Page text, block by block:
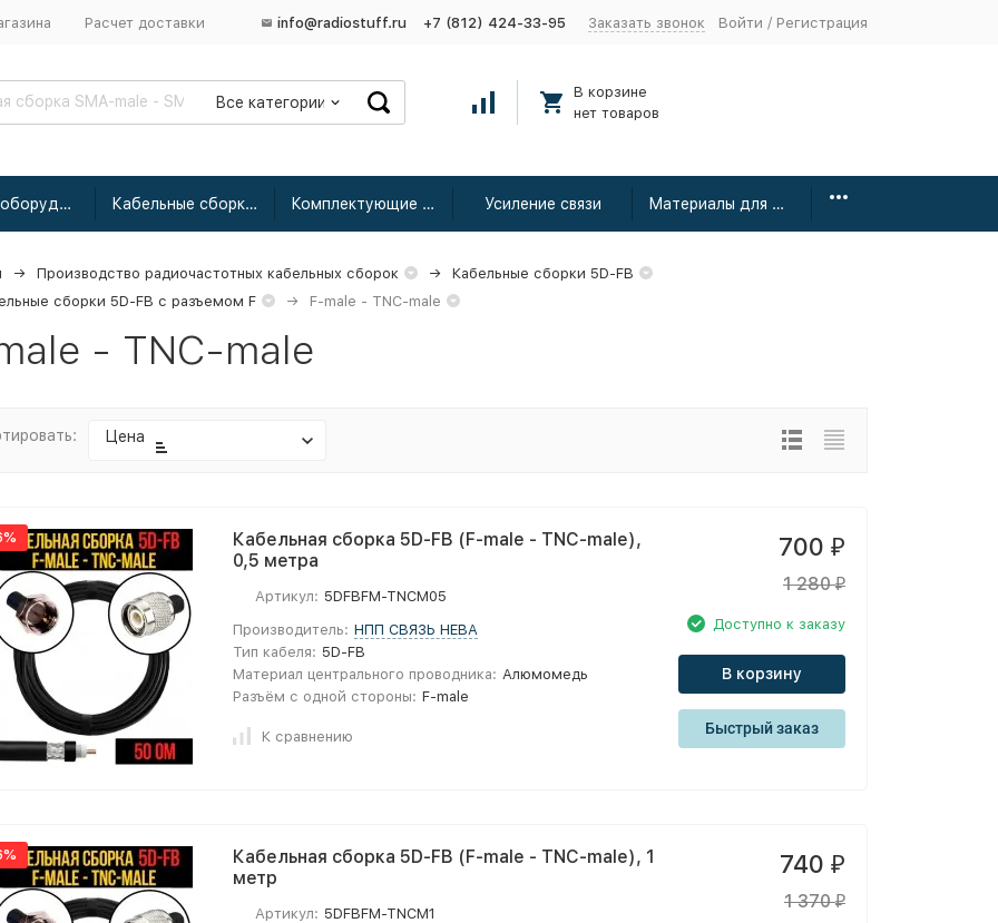
Расчет доставки info@radiostuff.ru +7 (812) 424-33-95 Заказать звонок Войти / Регистрация
Все категории
В корзине
нет товаров
Сетевое оборудование Кабельные сборки радиочастотные Комплектующие для усиления Усиление связи Материалы для монтажа
Производство радиочастотных кабельных сборок
Кабельные сборки 5D-FB
сборки 5D-FB с разъемом F
F-male - TNC-male
- TNC-male
Цена
Кабельная сборка 5D-FB (F-male - TNC-male),
0,5 метра
Артикул: 5DFBFM-TNCM05
Производитель: НПП СВЯЗЬ НЕВА
Тип кабеля: 5D-FB
Материал центрального проводника: Алюмомедь
Разъём с одной стороны: F-male
К сравнению
700 ₽
1 280₽
Доступно к заказу
В корзину
Быстрый заказ
Кабельная сборка 5D-FB (F-male - TNC-male), 1
метр
Артикул: 5DFBFM-TNCM1
740 ₽
1 370₽